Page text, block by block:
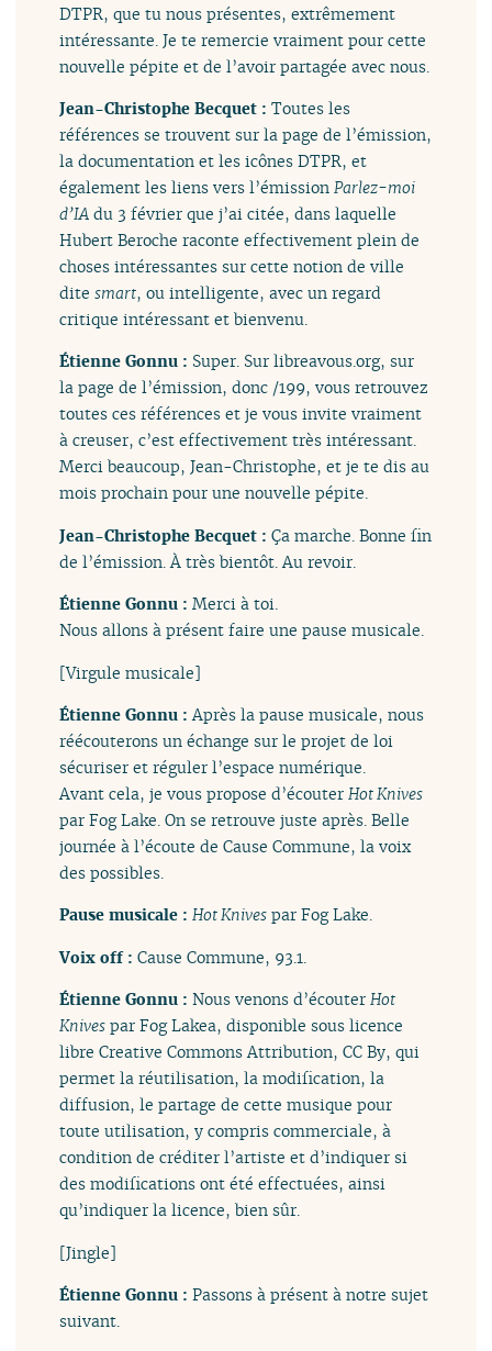
DTPR, que tu nous présentes, extrêmement
intéressante. Je te remercie vraiment pour cette
nouvelle pépite et de l’avoir partagée avec nous.
Jean-Christophe Becquet :Toutes les
références se trouvent sur la page de l’émission,
la documentation et les icônes DTPR, et
également les liens vers l’émissionParlez-moi
d’IA du 3 février que j’ai citée, dans laquelle
Hubert Beroche raconte effectivement plein de
choses intéressantes sur cette notion de ville
ditesmart, ou intelligente, avec un regard
critique intéressant et bienvenu.
Étienne Gonnu : Super. Sur libreavous.org, sur
la page de l’émission, donc /199, vous retrouvez
toutes ces références et je vous invite vraiment
à creuser, c’est effectivement très intéressant.
Merci beaucoup, Jean-Christophe, et je te dis au
mois prochain pour une nouvelle pépite.
Jean-Christophe Becquet :Ça marche. Bonne fin
de l’émission. À très bientôt. Au revoir.
Étienne Gonnu :Merci à toi.
Nous allons à présent faire une pause musicale.
[Virgule musicale]
Étienne Gonnu :Après la pause musicale, nous
réécouterons un échange sur le projet de loi
sécuriser et réguler l’espace numérique.
Avant cela, je vous propose d’écouterHot Knives
par Fog Lake. On se retrouve juste après. Belle
journée à l’écoute de Cause Commune, la voix
des possibles.
Pause musicale :Hot Knives par Fog Lake.
Voix off :Cause Commune, 93.1.
Étienne Gonnu :Nous venons d’écouterHot
Knives par Fog Lakea, disponible sous licence
libre Creative Commons Attribution, CC By, qui
permet la réutilisation, la modification, la
diffusion, le partage de cette musique pour
toute utilisation, y compris commerciale, à
condition de créditer l’artiste et d’indiquer si
des modifications ont été effectuées, ainsi
qu’indiquer la licence, bien sûr.
[Jingle]
Étienne Gonnu :Passons à présent à notre sujet
suivant.